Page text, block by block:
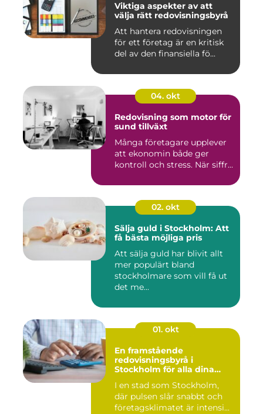
Viktiga aspekter av att
välja rätt redovisningsbyrå
Att hantera redovisningen
för ett företag är en kritisk
del av den finansiella fö...
04. okt
Redovisning som motor för
sund tillväxt
Många företagare upplever
att ekonomin både ger
kontroll och stress. När siffr...
02. okt
Sälja guld i Stockholm: Att
få bästa möjliga pris
Att sälja guld har blivit allt
mer populärt bland
stockholmare som vill få ut
det me...
01. okt
En framstående
redovisningsbyrå i
Stockholm för alla dina
I en stad som Stockholm,
där pulsen slår snabbt och
företagsklimatet är intensi...